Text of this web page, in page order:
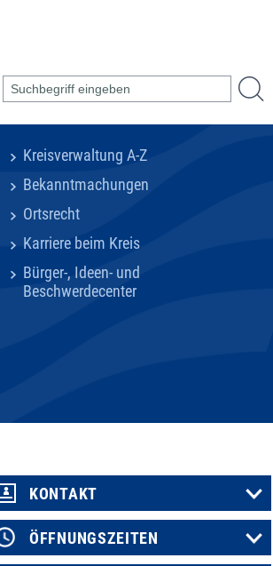
Kreisverwaltung A-Z
Bekanntmachungen
Ortsrecht
Karriere beim Kreis
Bürger-, Ideen- und
Beschwerdecenter
KONTAKT
ÖFFNUNGSZEITEN